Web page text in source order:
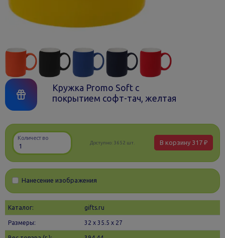
Кружка Promo Soft с
покрытием софт-тач, желтая
Количество
Доступно: 3652 шт. В корзину 317 ₽
Нанесение изображения
Каталог: gifts.ru
Размеры: 32 х 35.5 x 27